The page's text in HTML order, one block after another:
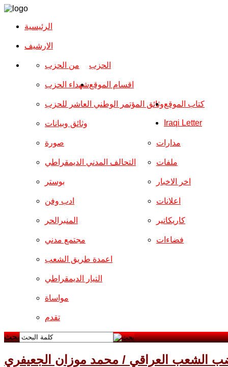
الرئيسية
الارشیف
الحزب من الحزب
شهداء الحزب
وثائق المؤتمر الوطني العاشر للحزب
وثائق وبيانات
اقسام الموقع
صورة
التحالف المدني الديمقراطي
بوستر
ادب وفن
المنبرالحر
مجتمع مدني
مدارات
ملفات
اخر الاخبار
اعلانات
كاريكاتير
فضاءات
اعمدة طريق الشعب
التيار الديمقراطي
مواساة
تقدم
كتاب الموقع
Iraqi Letter
بحث
الشعب العراقي / محمد موزان الجعيفري